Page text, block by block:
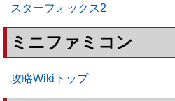
スターフォックス2
ミニファミコン
攻略Wikiトップ